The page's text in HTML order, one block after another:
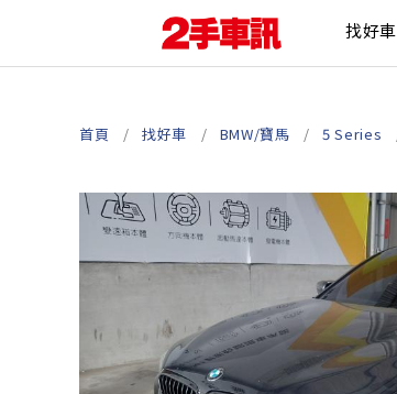
找好車
首頁 找好車 BMW/寶馬 5 Series